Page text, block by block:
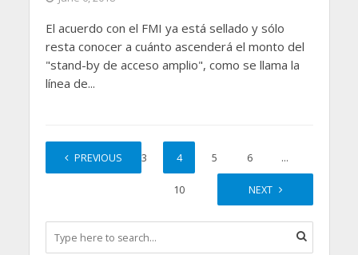
El acuerdo con el FMI ya está sellado y sólo
resta conocer a cuánto ascenderá el monto del
"stand-by de acceso amplio", como se llama la
línea de...
PREVIOUS
1 2 3 4 5 6 …
10 NEXT